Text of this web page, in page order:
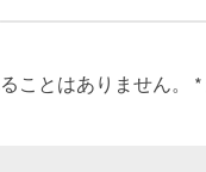
ことはありません。 *